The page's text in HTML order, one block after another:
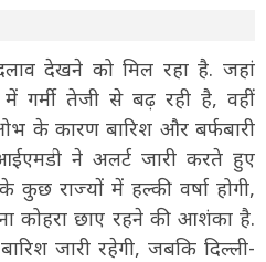
देखने को मिल रहा है. जहां
में गर्मी तेजी से बढ़ रही है, वहीं
के कारण बारिश और बर्फबारी
ने अलर्ट जारी करते हुए
राज्यों में हल्की वर्षा होगी,
कोहरा छाए रहने की आशंका है.
जारी रहेगी, जबकि दिल्ली-